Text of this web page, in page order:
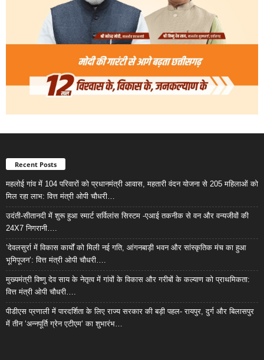
Recent Posts
महलोई गांव में 104 परिवारों को प्रधानमंत्री आवास, महतारी वंदन योजना से 205 महिलाओं को
मिल रहा लाभ: वित्त मंत्री ओपी चौधरी…
उदंती-सीतानदी में शुरू हुआ स्मार्ट सर्विलांस सिस्टम -एआई तकनीक से वन और वन्यजीवों की
24X7 निगरानी….
’देवलसुर्रा में विकास कार्यों को मिली नई गति, आंगनबाड़ी भवन और सांस्कृतिक मंच का हुआ
भूमिपूजन’: वित्त मंत्री ओपी चौधरी….
मुख्यमंत्री विष्णु देव साय के नेतृत्व में गांवों के विकास और गरीबों के कल्याण को प्राथमिकता:
वित्त मंत्री ओपी चौधरी….
पीडीएस प्रणाली में पारदर्शिता के लिए राज्य सरकार की बड़ी पहल- रायपुर, दुर्ग और बिलासपुर
में तीन ‘अन्नपूर्ति ग्रेन एटीएम‘ का शुभारंभ…